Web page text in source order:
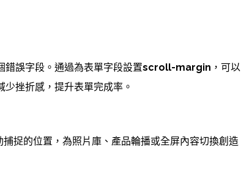
誤字段。通過為表單字段設置scroll-margin ，可以
挫折感，提升表單完成率。
捉的位置，為照片庫、產品輪播或全屏內容切換創造